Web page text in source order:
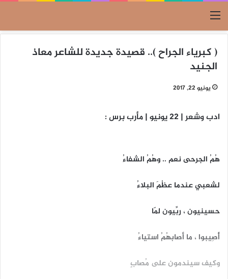
القائمة
( كبرياء الجراح ).. قصيدة جديدة للشاعر معاذ
الجنيد
يونيو 22, 2017
ادب وشعر | 22 يونيو | مأرب برس :
هُمُ الجرحى نعم .. وهُمُ الشفاءُ
لشعبي عندما عظُمَ البلاءُ
حسينيون ، رِبِّيون لمّا
أُصِيبوا ، ما أصابهُمُ استياءُ
وكيف سيندمون على مُصابٍ